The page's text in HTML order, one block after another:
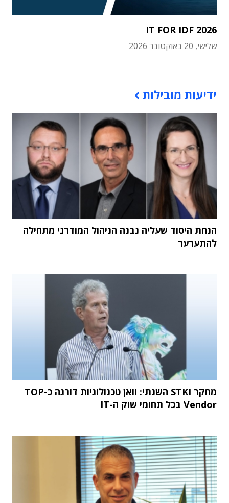
IT FOR IDF 2026
שלישי, 20 באוקטובר 2026
ידיעות מובילות
הנחת היסוד שעליה נבנה הניהול המודרני מתחילה
להתערער
מחקר STKI השנתי: וואן טכנולוגיות דורגה כ-TOP
Vendor בכל תחומי שוק ה-IT